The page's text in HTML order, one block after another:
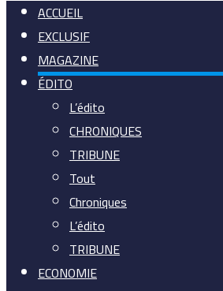
ACCUEIL
EXCLUSIF
MAGAZINE
ÉDITO
L’édito
CHRONIQUES
TRIBUNE
Tout
Chroniques
L’édito
TRIBUNE
ECONOMIE